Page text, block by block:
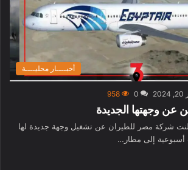
أخبــــار محليــــة
0
958
عن وجهتها الجديدة
شركة مصر للطيران عن تشغيل وجهة جديدة لها
إلى مطار…